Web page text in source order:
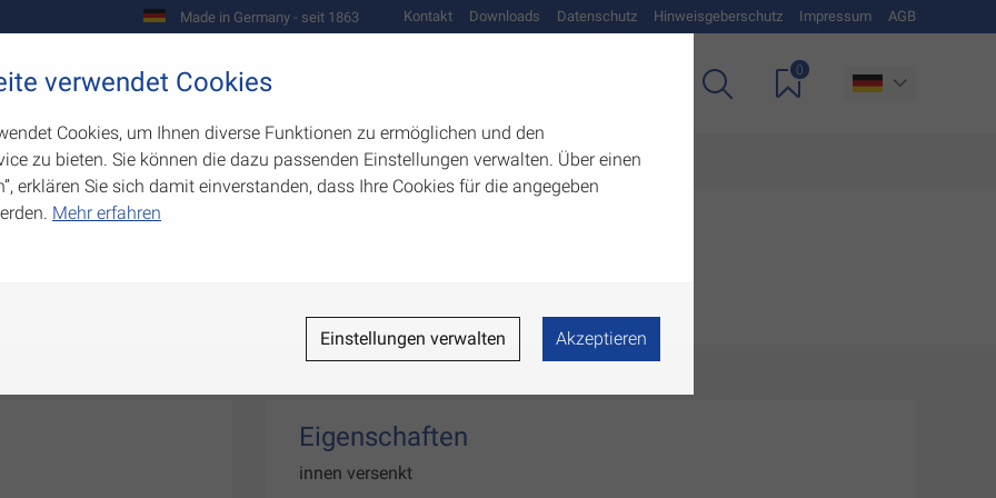
Made in Germany - seit 1863 Kontakt Downloads Datenschutz Hinweisgeberschutz Impressum AGB
Werkzeugbau
0
Eigenschaften
innen versenkt
verwendet Cookies
Cookies, um Ihnen diverse Funktionen zu ermöglichen und den
zu bieten. Sie können die dazu passenden Einstellungen verwalten. Über einen
erklären Sie sich damit einverstanden, dass Ihre Cookies für die angegeben
Mehr erfahren
Einstellungen verwalten Akzeptieren